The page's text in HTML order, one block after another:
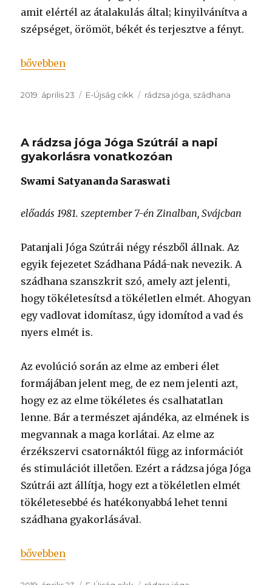
amit elértél az átalakulás által; kinyilvánítva a
szépséget, örömöt, békét és terjesztve a fényt.
„Két jóga az életért”
bővebben
Közzétéve
2019. április 23 Kategória
E-Újság cikk Címke
rádzsa jóga szádhana
A rádzsa jóga Jóga Szútrái a napi
gyakorlásra vonatkozóan
Swami Satyananda Saraswati
előadás 1981. szeptember 7-én Zinalban, Svájcban
Patanjali Jóga Szútrái négy részből állnak. Az
egyik fejezetet Szádhana Pádá-nak nevezik. A
szádhana szanszkrit szó, amely azt jelenti,
hogy tökéletesítsd a tökéletlen elmét. Ahogyan
egy vadlovat idomítasz, úgy idomítod a vad és
nyers elmét is.
Az evolúció során az elme az emberi élet
formájában jelent meg, de ez nem jelenti azt,
hogy ez az elme tökéletes és csalhatatlan
lenne. Bár a természet ajándéka, az elmének is
megvannak a maga korlátai. Az elme az
érzékszervi csatornáktól függ az információt
és stimulációt illetően. Ezért a rádzsa jóga Jóga
Szútrái azt állítja, hogy ezt a tökéletlen elmét
tökéletesebbé és hatékonyabbá lehet tenni
szádhana gyakorlásával.
„A rádzsa jóga Jóga Szútrái a napi gyakorlásra
bővebben